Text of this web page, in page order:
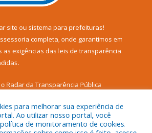
site ou sistema para prefeituras!
completa, onde garantimos em
as exigências das leis de transparência
Radar da Transparência Pública
para melhorar sua experiência de
Ao utilizar nosso portal, você
de monitoramento de cookies.